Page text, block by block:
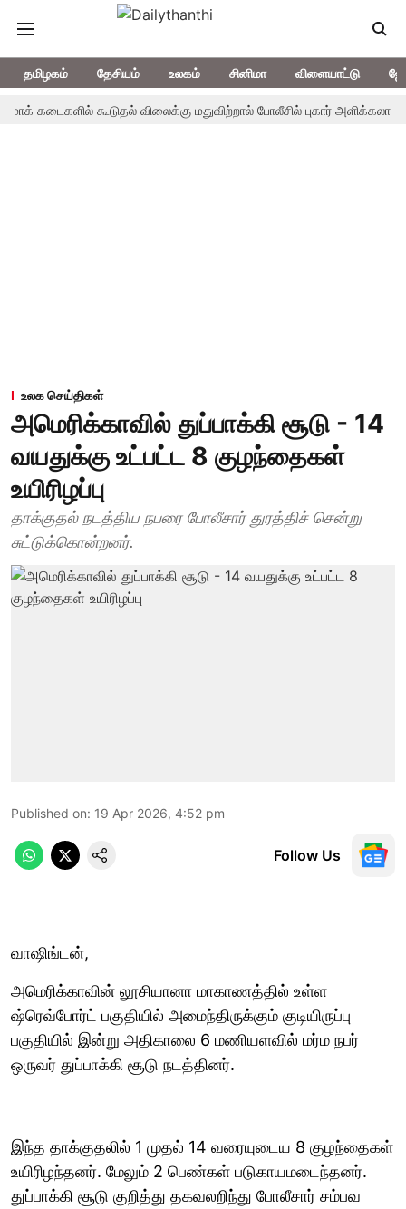
தமிழகம் தேசியம் உலகம் சினிமா விளையாட்டு
கூடுதல் விலைக்கு மதுவிற்றால் போலீசில் புகார் அளிக்கலாம் -
உலக செய்திகள்
அமெரிக்காவில் துப்பாக்கி சூடு - 14
வயதுக்கு உட்பட்ட 8 குழந்தைகள்
உயிரிழப்பு
தாக்குதல் நடத்திய நபரை போலீசார் துரத்திச் சென்று
சுட்டுக்கொன்றனர்.
Published on: 19 Apr 2026, 4:52 pm
Follow Us
வாஷிங்டன்,
அமெரிக்காவின் லூசியானா மாகாணத்தில் உள்ள
ஷ்ரெவ்போர்ட் பகுதியில் அமைந்திருக்கும் குடியிருப்பு
பகுதியில் இன்று அதிகாலை 6 மணியளவில் மர்ம நபர்
ஒருவர் துப்பாக்கி சூடு நடத்தினர்.
இந்த தாக்குதலில் 1 முதல் 14 வரையுடைய 8 குழந்தைகள்
உயிரிழந்தனர். மேலும் 2 பெண்கள் படுகாயமடைந்தனர்.
துப்பாக்கி சூடு குறித்து தகவலறிந்து போலீசார் சம்பவ